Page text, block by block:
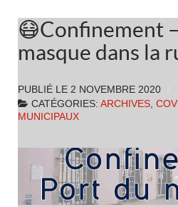
😷Confinement
masque dans la
PUBLIÉ LE 2 NOVEMBRE 2020
CATÉGORIES: ARCHIVES,
MUNICIPAUX